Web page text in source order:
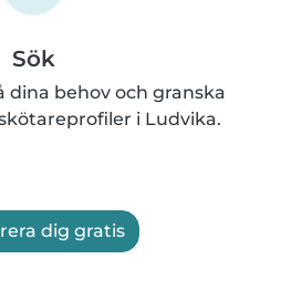
Sök
dina behov och granska
i Ludvika.
dig gratis